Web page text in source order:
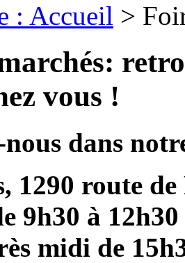
: Accueil >
vous !
dans
1290 route
9h30 à
midi de